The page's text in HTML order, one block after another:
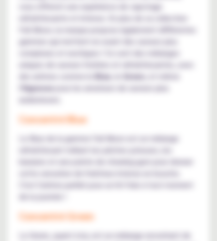
vous offriront une expérience de vapotage
rafraîchissante et intense. En plus de sa collection
Full Moon, la marque propose également différentes
gammes qui mettent en avant des saveurs plus
complexes et exotiques ! Ce sont des mélanges
uniques de saveurs fruitées et rafraîchissantes, avec
Blue Green
Hypnose
Concentré Blue
Le Blue de la gamme Full Moon est un mélange
bananes et une pointe de chewing-gum pour donner
C'est l'arôme parfait pour un hit frais à tout moment
Concentré Green
Le Green, quant à lui, est un mélange envoûtant de